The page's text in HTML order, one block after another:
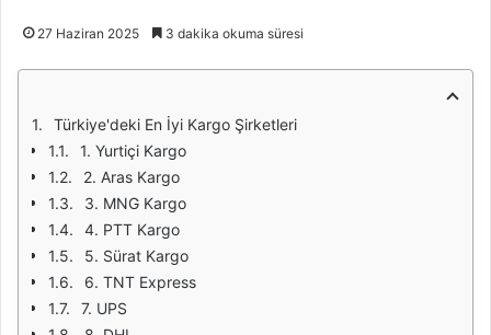
27 Haziran 2025 3 dakika okuma süresi
Türkiye'deki En İyi Kargo Şirketleri
1. Yurtiçi Kargo
2. Aras Kargo
3. MNG Kargo
4. PTT Kargo
5. Sürat Kargo
6. TNT Express
7. UPS